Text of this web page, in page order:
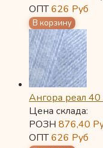
ОПТ626 Руб
Ангора реал 40
Цена склада:
РОЗН 876,40
ОПТ626 Руб